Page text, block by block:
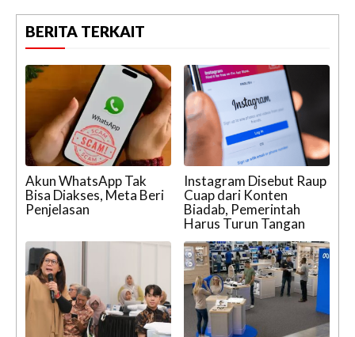
BERITA TERKAIT
Akun WhatsApp Tak
Bisa Diakses, Meta Beri
Penjelasan
Instagram Disebut Raup
Cuap dari Konten
Biadab, Pemerintah
Harus Turun Tangan